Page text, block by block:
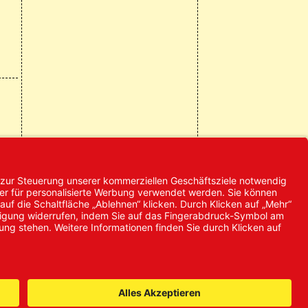
© 2024 Promed
Vertriebsgesellschaft mbH | Alle